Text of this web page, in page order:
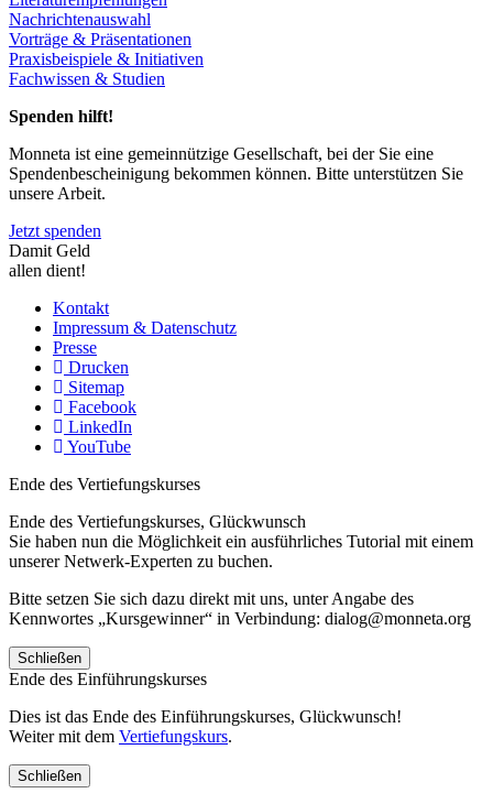
Nachrichtenauswahl
Vorträge & Präsentationen
Praxisbeispiele & Initiativen
Fachwissen & Studien
Spenden hilft!
Monneta ist eine gemeinnützige Gesellschaft, bei der Sie eine
Spendenbescheinigung bekommen können. Bitte unterstützen Sie
unsere Arbeit.
Jetzt spenden
Damit Geld
allen dient!
Kontakt
Impressum & Datenschutz
Presse
Drucken
Sitemap
Facebook
LinkedIn
YouTube
Ende des Vertiefungskurses
Ende des Vertiefungskurses, Glückwunsch
Sie haben nun die Möglichkeit ein ausführliches Tutorial mit einem
unserer Netwerk-Experten zu buchen.
Bitte setzen Sie sich dazu direkt mit uns, unter Angabe des
Kennwortes „Kursgewinner“ in Verbindung: dialog@monneta.org
Schließen
Ende des Einführungskurses
Dies ist das Ende des Einführungskurses, Glückwunsch!
Weiter mit dem Vertiefungskurs.
Schließen